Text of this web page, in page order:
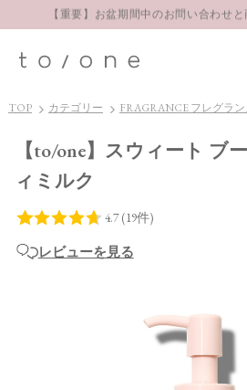
お得な定期購入コース
【重要】お盆期間中のお問い合わせ
お得な定期購入コース
TOP カテゴリー FRAGRANCE フレグラン
【to/one】スウィート ブ
ィミルク
レビューを見る